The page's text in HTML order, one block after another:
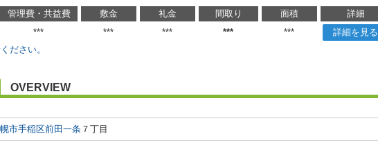
管理費・共益費 敷金 礼金 間取り 面積 詳細
*** *** *** *** *** 詳細を見る
ださい。
OVERVIEW
市手稲区前田一条 ７丁目